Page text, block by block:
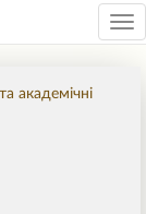
академічні